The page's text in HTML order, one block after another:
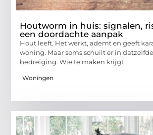
Houtworm in huis: signalen,
een doordachte aanpak
Hout leeft. Het werkt, ademt en geeft
woning. Maar soms schuilt er in
bedreiging. Wie te maken krijgt
Woningen